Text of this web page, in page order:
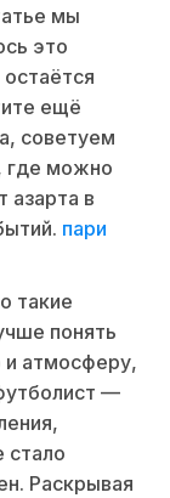
мы
это
ещё
советуем
где можно
азарта в
пари
такие
понять
и атмосферу,
—
стало
Раскрывая